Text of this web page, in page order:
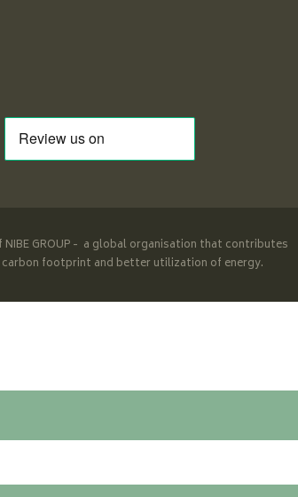
NIBE GROUP - a global organisation that contributes
footprint and better utilization of energy.